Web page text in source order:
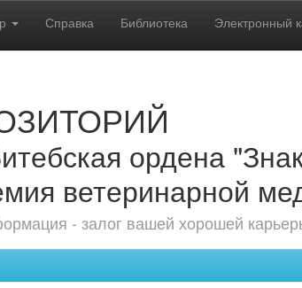
Справка Библиотека Электронный
ордена
ветеринарной
- залог вашей хорошей